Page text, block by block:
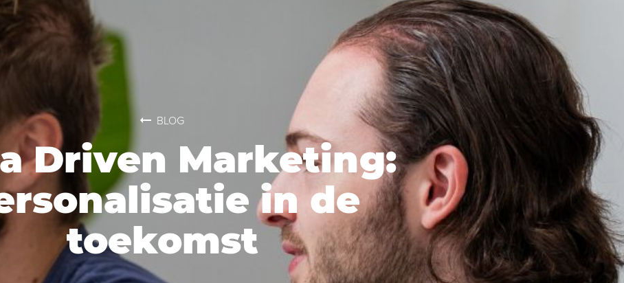
BLOG
Driven Marketing:
in de
toekomst